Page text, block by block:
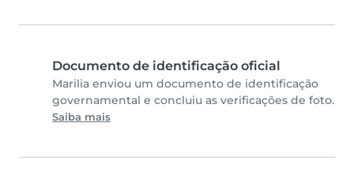
Documento de identificação oficial
Marilia enviou um documento de identificação
governamental e concluiu as verificações de foto.
Saiba mais